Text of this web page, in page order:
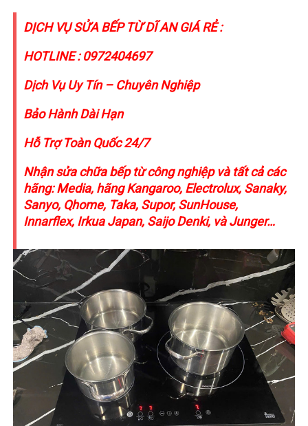
DỊCH VỤ SỬA BẾP TỪ DĨ AN GIÁ RẺ :
HOTLINE :0972404697
Dịch Vụ Uy Tín – Chuyên Nghiệp
Bảo Hành Dài Hạn
Hỗ Trợ Toàn Quốc 24/7
Nhận sửa chữa bếp từ công nghiệp và tất cả các
hãng: Media, hãng Kangaroo, Electrolux, Sanaky,
Sanyo, Qhome, Taka, Supor, SunHouse,
Innarflex, Irkua Japan, Saijo Denki, và Junger…